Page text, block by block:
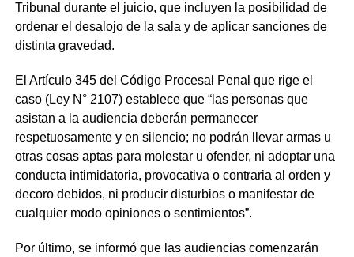
Tribunal durante el juicio, que incluyen la posibilidad de
ordenar el desalojo de la sala y de aplicar sanciones de
distinta gravedad.
El Artículo 345 del Código Procesal Penal que rige el
caso (Ley N° 2107) establece que “las personas que
asistan a la audiencia deberán permanecer
respetuosamente y en silencio; no podrán llevar armas u
otras cosas aptas para molestar u ofender, ni adoptar una
conducta intimidatoria, provocativa o contraria al orden y
decoro debidos, ni producir disturbios o manifestar de
cualquier modo opiniones o sentimientos”.
Por último, se informó que las audiencias comenzarán